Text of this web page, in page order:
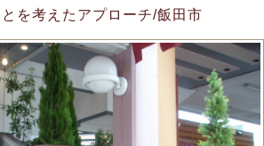
を考えたアプローチ/飯田市